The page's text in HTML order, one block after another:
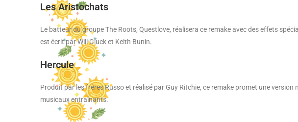
Les Aristochats
Le batteur du groupe The Roots, Questlove, réalisera ce remake avec des effets
est écrit par Will Gluck et Keith Bunin.
Hercule
Produit par les frères Russo et réalisé par Guy Ritchie, ce remake promet une
musicaux entraînants.